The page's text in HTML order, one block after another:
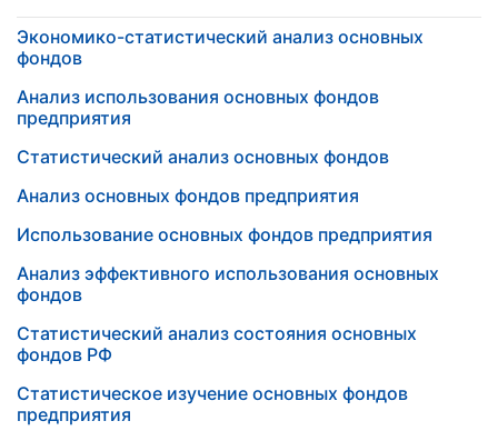
Экономико-статистический анализ основных
фондов
Анализ использования основных фондов
предприятия
Статистический анализ основных фондов
Анализ основных фондов предприятия
Использование основных фондов предприятия
Анализ эффективного использования основных
фондов
Статистический анализ состояния основных
фондов РФ
Статистическое изучение основных фондов
предприятия